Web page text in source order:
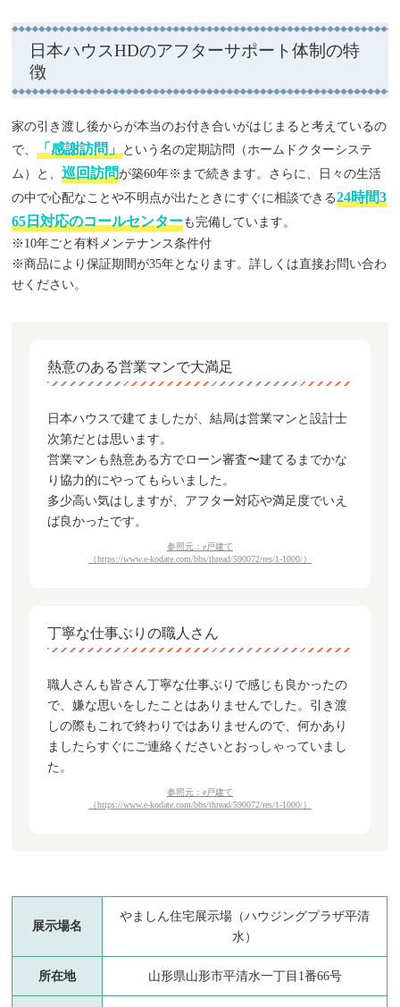
日本ハウスHDのアフターサポート体制の特
徴
家の引き渡し後からが本当のお付き合いがはじまると考えているの
で、
「感謝訪問」
という名の定期訪問（ホームドクターシステ
ム）と、巡回訪問が築60年※まで続きます。さらに、日々の生活
の中で心配なことや不明点が出たときにすぐに相談できる24時間3
65日対応のコールセンターも完備しています。
※10年ごと有料メンテナンス条件付
※商品により保証期間が35年となります。詳しくは直接お問い合わ
せください。
熱意のある営業マンで大満足
日本ハウスで建てましたが、結局は営業マンと設計士
次第だとは思います。
営業マンも熱意ある方でローン審査〜建てるまでかな
り協力的にやってもらいました。
多少高い気はしますが、アフター対応や満足度でいえ
ば良かったです。
参照元：e戸建て
（https://www.e-kodate.com/bbs/thread/590072/res/1-1000/）
丁寧な仕事ぶりの職人さん
職人さんも皆さん丁寧な仕事ぶりで感じも良かったの
で、嫌な思いをしたことはありませんでした。引き渡
しの際もこれで終わりではありませんので、何かあり
ましたらすぐにご連絡くださいとおっしゃっていまし
た。
参照元：e戸建て
（https://www.e-kodate.com/bbs/thread/590072/res/1-1000/）
展示場名
やましん住宅展示場（ハウジングプラザ平清
水）
所在地 山形県山形市平清水一丁目1番66号